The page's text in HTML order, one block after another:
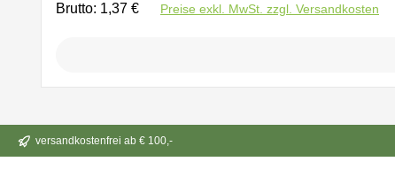
Brutto: 1,37 € Preise exkl. MwSt. zzgl. Versandkosten
versandkostenfrei ab € 100,-